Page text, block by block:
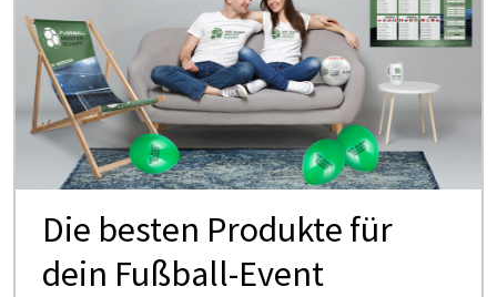
Die be­s­­ten Pro­­­duk­­te für
dein Fuß­ball-Event